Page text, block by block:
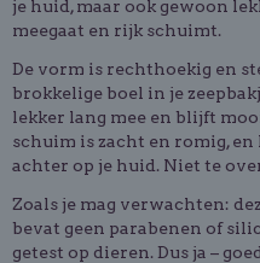
je huid, maar ook gewoon
meegaat en rijk schuimt.
De vorm is rechthoekig en
brokkelige boel in je
lekker lang mee en blijft
schuim is zacht en romig,
achter op je huid. Niet te
Zoals je mag verwachten:
bevat geen parabenen of
getest op dieren. Dus ja –